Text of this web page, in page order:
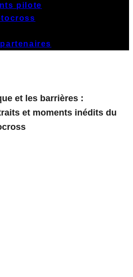
pilote
et les barrières :
et moments inédits du